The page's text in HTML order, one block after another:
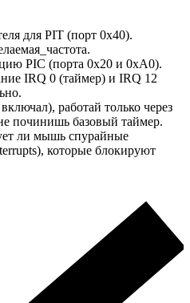
для PIT (порт 0x40).
PIC (порта 0x20 и 0xA0).
IRQ 0 (таймер) и IRQ 12
работай только через
починишь базовый таймер.
ли мышь спурайные
которые блокируют